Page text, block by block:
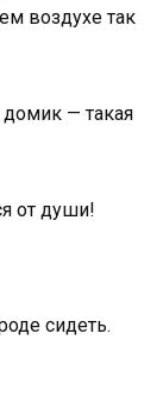
воздухе так
— такая
от души!
сидеть.